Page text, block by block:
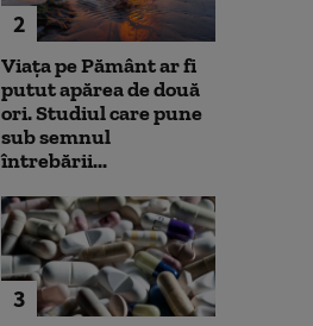
2
Viața pe Pământ ar fi
putut apărea de două
ori. Studiul care pune
sub semnul
întrebării...
3